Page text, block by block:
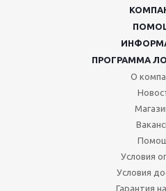
ПРОГРАММА
О
Условия
Условия
Гарантия